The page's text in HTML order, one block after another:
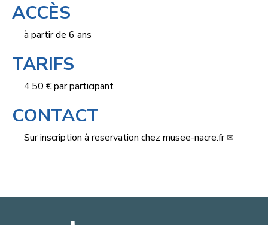
ACCÈS
à partir de 6 ans
TARIFS
4,50 € par participant
CONTACT
Sur inscription à reservation chez musee-nacre.fr